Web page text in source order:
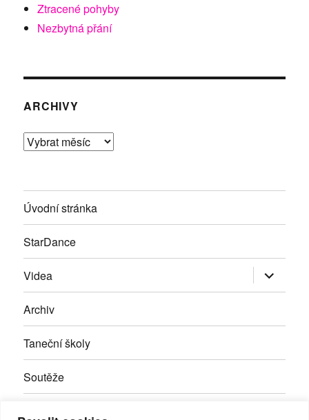
Ztracené pohyby
Nezbytná přání
ARCHIVY
Archivy
Úvodní stránka
StarDance
Videa Zobrazit
položky
Archiv
Taneční školy
Soutěže